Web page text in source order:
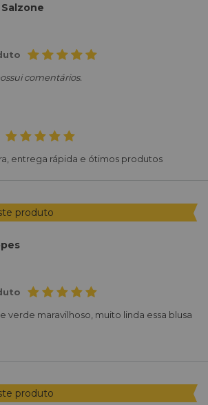
comentários.
entrega rápida e ótimos produtos
produto
verde maravilhoso, muito linda essa blusa
produto